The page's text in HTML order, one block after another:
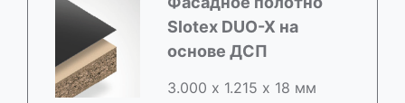
Slotex DUO-X на
основе ДСП
3.000 х 1.215 х 18 мм